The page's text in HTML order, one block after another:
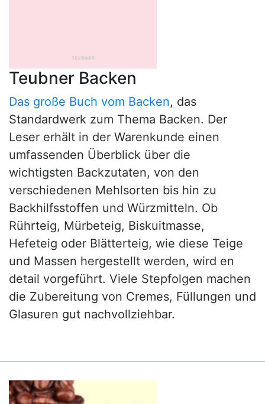
Teubner Backen
Das große Buch vom Backen, das
Standardwerk zum Thema Backen. Der
Leser erhält in der Warenkunde einen
umfassenden Überblick über die
wichtigsten Backzutaten, von den
verschiedenen Mehlsorten bis hin zu
Backhilfsstoffen und Würzmitteln. Ob
Rührteig, Mürbeteig, Biskuitmasse,
Hefeteig oder Blätterteig, wie diese Teige
und Massen hergestellt werden, wird en
detail vorgeführt. Viele Stepfolgen machen
die Zubereitung von Cremes, Füllungen und
Glasuren gut nachvollziehbar.